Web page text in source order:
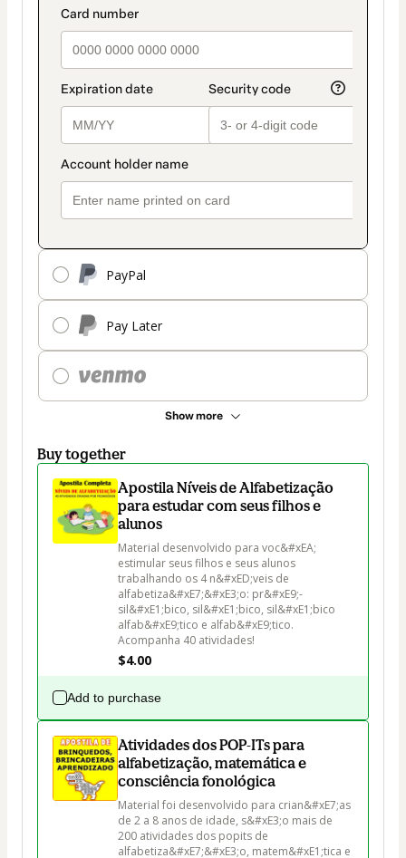
payment_data.section_title_v2
PayPal
Pay Later
Show more
method
Buy together
Apostila Níveis de Alfabetização
para estudar com seus filhos e
alunos
Material desenvolvido para voc&#xEA;
estimular seus filhos e seus alunos
trabalhando os 4 n&#xED;veis de
alfabetiza&#xE7;&#xE3;o: pr&#xE9;-
sil&#xE1;bico, sil&#xE1;bico, sil&#xE1;bico
alfab&#xE9;tico e alfab&#xE9;tico.
Acompanha 40 atividades!
$4.00
Add to purchase
Atividades dos POP-ITs para
alfabetização, matemática e
consciência fonológica
Material foi desenvolvido para crian&#xE7;as
de 2 a 8 anos de idade, s&#xE3;o mais de
200 atividades dos popits de
alfabetiza&#xE7;&#xE3;o, matem&#xE1;tica e